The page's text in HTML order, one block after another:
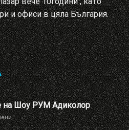
и офиси в цяла България.
на Шоу РУМ Адиколор
за
Ново